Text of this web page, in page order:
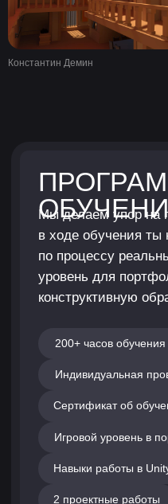
Константин Демин
Набор идет только в
профессии «Гейм-
игровые механики, работать с
максимально приближенных к